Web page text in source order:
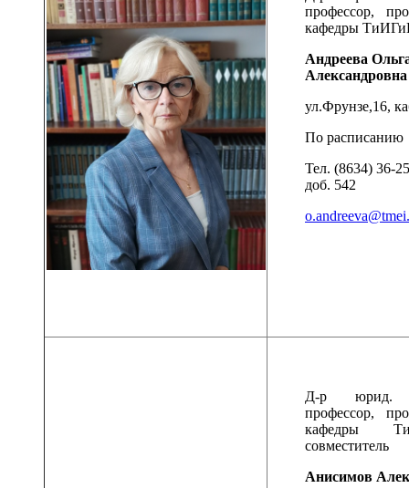
профессор,
кафедры
Андреева
Александровна
ул.Фрунзе,16,
По расписанию
Тел. (8634) 36-
доб. 542
Д-р юрид.
профессор,
кафедры
совместитель
Анисимов